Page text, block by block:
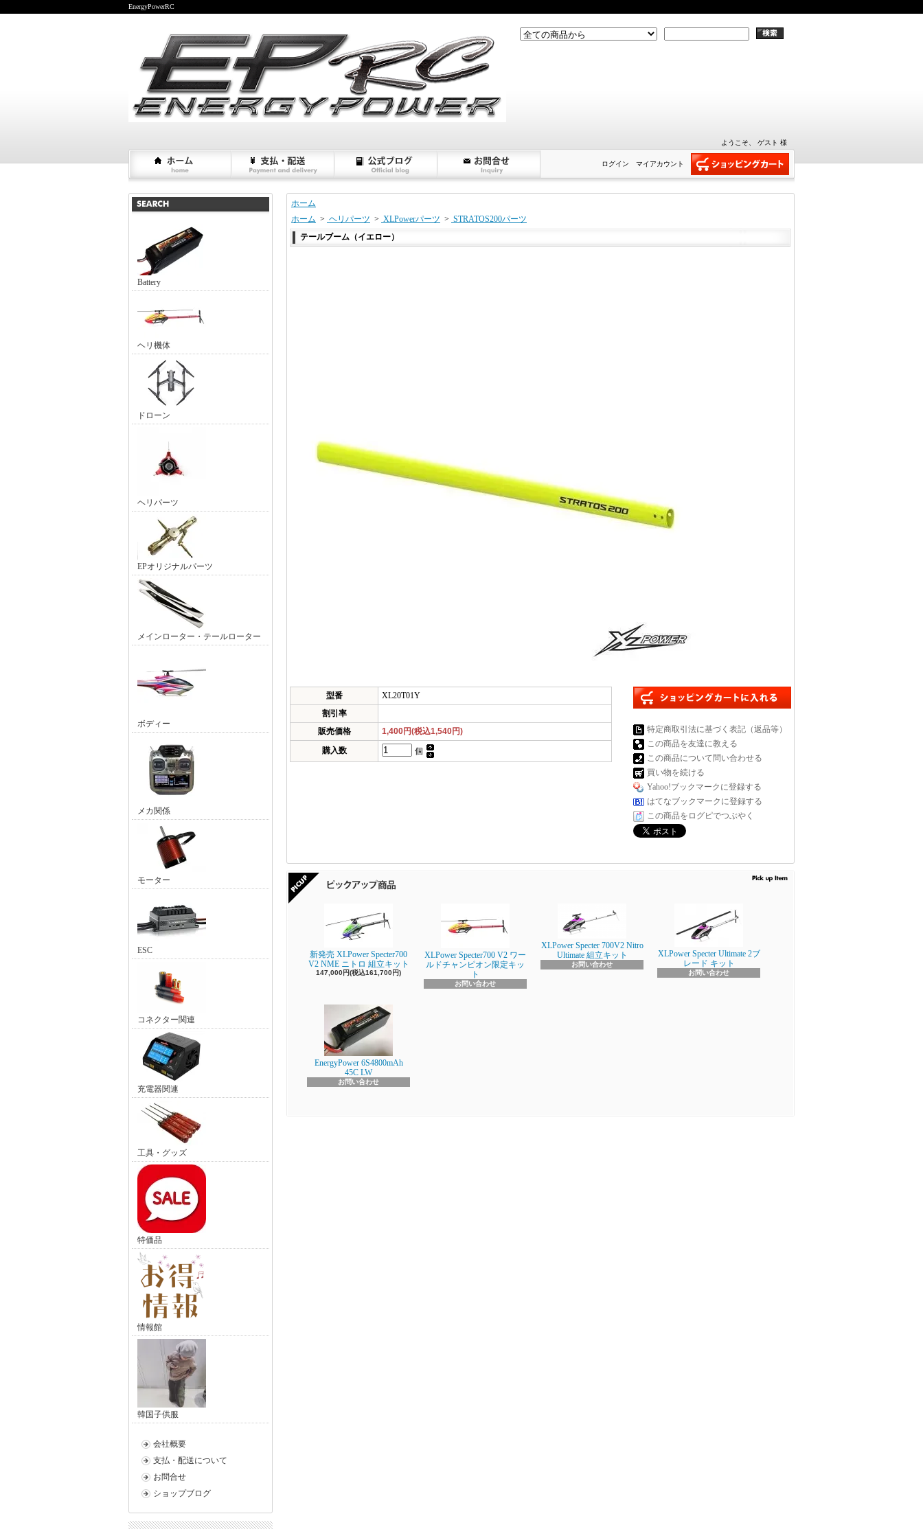
EnergyPowerRC
ようこそ、 ゲスト 様
マイアカウント
ログイン
Battery
ヘリ機体
ドローン
ヘリパーツ
EPオリジナルパーツ
メインローター・テールローター
ボディー
メカ関係
モーター
ESC
コネクター関連
充電器関連
工具・グッズ
特価品
情報館
韓国子供服
会社概要
支払・配送について
お問合せ
ショップブログ
ホーム
ホーム > ヘリパーツ > XLPowerパーツ > STRATOS200パーツ
テールブーム（イエロー）
型番
XL20T01Y
割引率
販売価格
1,400円(税込1,540円)
購入数
個
特定商取引法に基づく表記（返品等）
この商品を友達に教える
この商品について問い合わせる
買い物を続ける
Yahoo!ブックマークに登録する
はてなブックマークに登録する
この商品をログピでつぶやく
新発売 XLPower Specter700
V2 NME ニトロ 組立キット
147,000円(税込161,700円)
XLPower Specter700 V2 ワー
ルドチャンピオン限定キッ
ト
お問い合わせ
XLPower Specter 700V2 Nitro
Ultimate 組立キット
お問い合わせ
XLPower Specter Ultimate 2ブ
レード キット
お問い合わせ
EnergyPower 6S4800mAh
45C LW
お問い合わせ